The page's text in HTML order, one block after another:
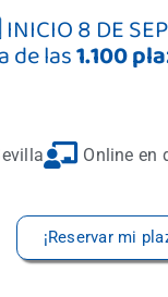
8 DE
de las1.100
Online en
¡Reservar mi